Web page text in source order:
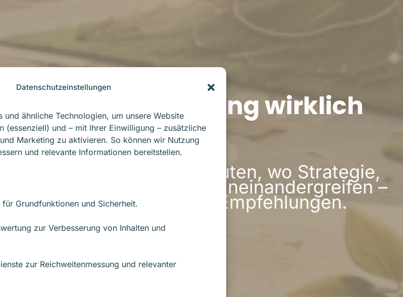
Datenschutzeinstellungen
ähnliche Technologien, um unsere Website
(essenziell) und – mit Ihrer Einwilligung – zusätzliche
Marketing zu aktivieren. So können wir Nutzung
und relevante Informationen bereitstellen.
Grundfunktionen und Sicherheit.
zur Verbesserung von Inhalten und
zur Reichweitenmessung und relevanter
was Ihr Marketing wirklich
analysiert in 90 Minuten, wo Strategie,
nicht sauber ineinandergreifen –
und priorisierten Empfehlungen.